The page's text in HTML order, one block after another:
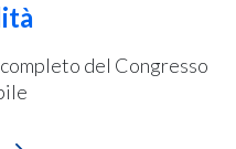
del Congresso